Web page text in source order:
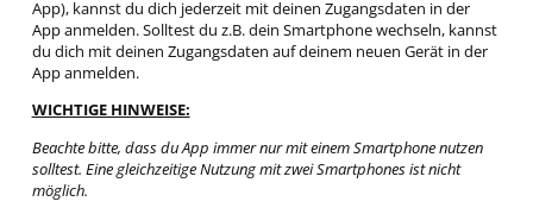
App), kannst du dich jederzeit mit deinen Zugangsdaten in der
App anmelden. Solltest du z.B. dein Smartphone wechseln, kannst
du dich mit deinen Zugangsdaten auf deinem neuen Gerät in der
App anmelden.
WICHTIGE HINWEISE:
Beachte bitte, dass du App immer nur mit einem Smartphone nutzen
solltest. Eine gleichzeitige Nutzung mit zwei Smartphones ist nicht
möglich.